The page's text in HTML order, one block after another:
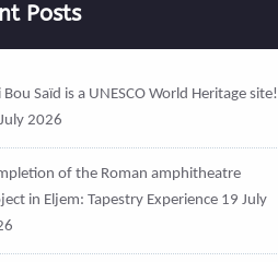
Posts
Bou Saïd is a UNESCO World Heritage site!
2026
of the Roman amphitheatre
in Eljem: Tapestry Experience 19 July